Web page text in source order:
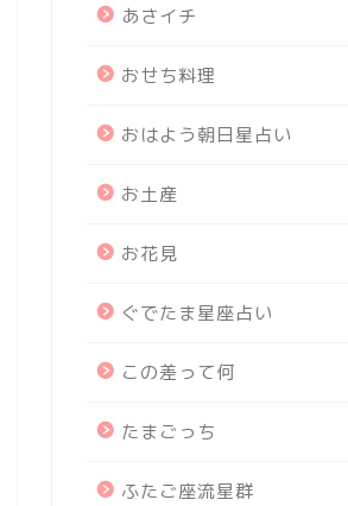
あさイチ
おせち料理
おはよう朝日星占い
お土産
お花見
ぐでたま星座占い
この差って何
たまごっち
ふたご座流星群